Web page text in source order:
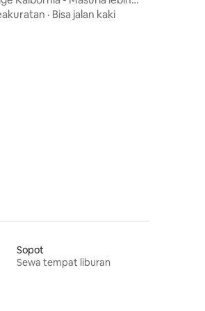
34 ulasan
alam · Bisa jalan kaki
Sopot
Sewa tempat liburan